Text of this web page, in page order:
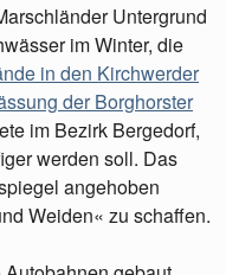
Untergrund
im Winter, die
in den Kirchwerder
der Borghorster
im Bezirk Bergedorf,
werden soll. Das
angehoben
Weiden« zu schaffen.